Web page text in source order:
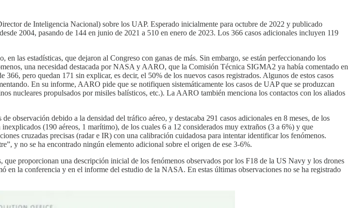
de Inteligencia Nacional) sobre los UAP. Esperado inicialmente para octubre de 2022 y publicado
2004, pasando de 144 en junio de 2021 a 510 en enero de 2023. Los 366 casos adicionales incluyen 119
las estadísticas, que dejaron al Congreso con ganas de más. Sin embargo, se están perfeccionando los
una necesidad destacada por NASA y AARO, que la Comisión Técnica SIGMA2 ya había comentado en
pero quedan 171 sin explicar, es decir, el 50% de los nuevos casos registrados. Algunos de estos casos
En su informe, AARO pide que se notifiquen sistemáticamente los casos de UAP que se produzcan
nucleares propulsados por misiles balísticos, etc.). La AARO también menciona los contactos con los aliados
debido a la densidad del tráfico aéreo, y destacaba 291 casos adicionales en 8 meses, de los
(190 aéreos, 1 marítimo), de los cuales 6 a 12 considerados muy extraños (3 a 6%) y que
cruzadas precisas (radar e IR) con una calibración cuidadosa para intentar identificar los fenómenos.
y no se ha encontrado ningún elemento adicional sobre el origen de ese 3-6%.
proporcionan una descripción inicial de los fenómenos observados por los F18 de la US Navy y los drones
la conferencia y en el informe del estudio de la NASA. En estas últimas observaciones no se ha registrado